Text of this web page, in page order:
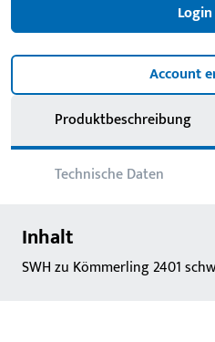
Login
Account
Produktbeschreibung
Technische Daten
Inhalt
SWH zu Kömmerling 2401